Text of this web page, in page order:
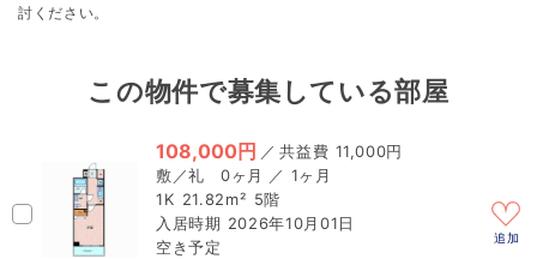
討ください。
この物件で募集している部屋
108,000円 ／
11,000円
0ヶ月 ／ 1ヶ月
1K 21.82m² 5階
2026年10月01日
空き予定
追加